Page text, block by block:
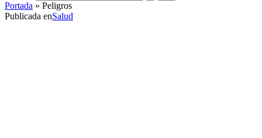
Portada » Peligros
Publicada enSalud